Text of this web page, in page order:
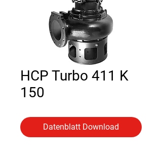
HCP Turbo 411 K
150
Datenblatt Download